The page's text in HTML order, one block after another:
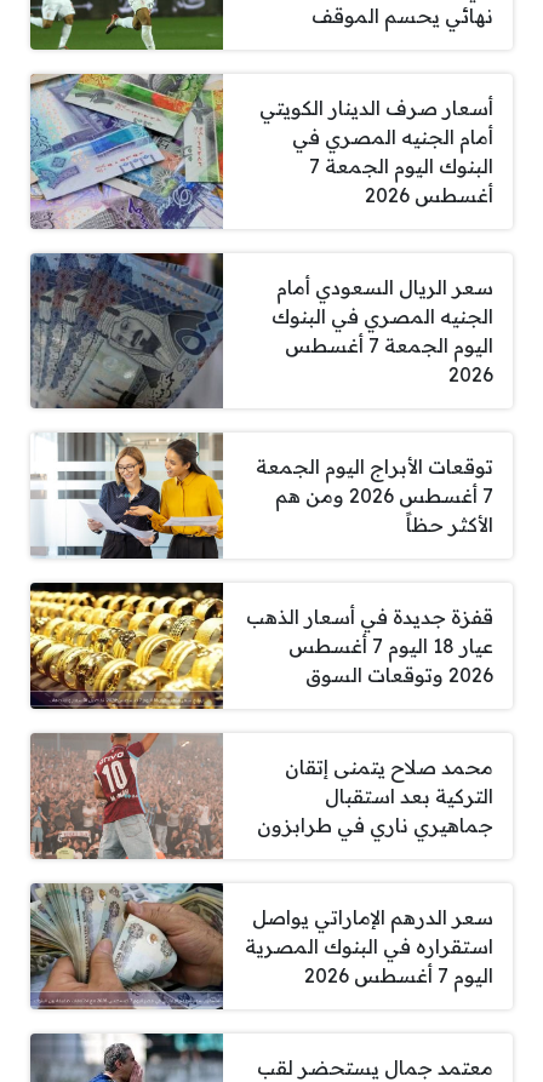
نهائي يحسم الموقف
أسعار صرف الدينار الكويتي
أمام الجنيه المصري في
البنوك اليوم الجمعة 7
أغسطس 2026
سعر الريال السعودي أمام
الجنيه المصري في البنوك
اليوم الجمعة 7 أغسطس
2026
توقعات الأبراج اليوم الجمعة
7 أغسطس 2026 ومن هم
الأكثر حظاً
قفزة جديدة في أسعار الذهب
عيار 18 اليوم 7 أغسطس
2026 وتوقعات السوق
محمد صلاح يتمنى إتقان
التركية بعد استقبال
جماهيري ناري في طرابزون
سعر الدرهم الإماراتي يواصل
استقراره في البنوك المصرية
اليوم 7 أغسطس 2026
معتمد جمال يستحضر لقب